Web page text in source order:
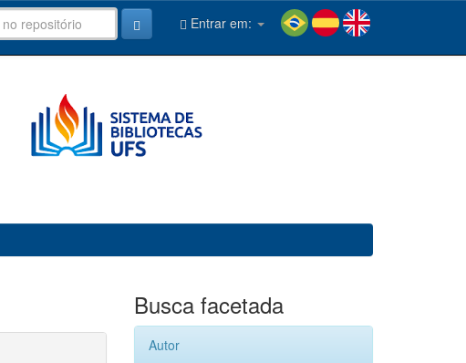
Entrar em:
Busca facetada
Autor